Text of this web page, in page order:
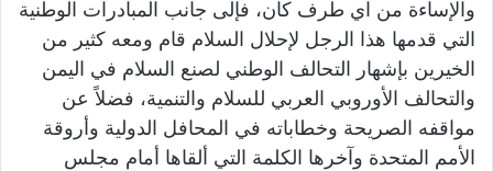
والإساءة من اي طرف كان، فإلى جانب المبادرات الوطنية
التي قدمها هذا الرجل لإحلال السلام قام ومعه كثير من
الخيرين بإشهار التحالف الوطني لصنع السلام في اليمن
والتحالف الأوروبي العربي للسلام والتنمية، فضلاً عن
مواقفه الصريحة وخطاباته في المحافل الدولية وأروقة
الأمم المتحدة وآخرها الكلمة التي ألقاها أمام مجلس